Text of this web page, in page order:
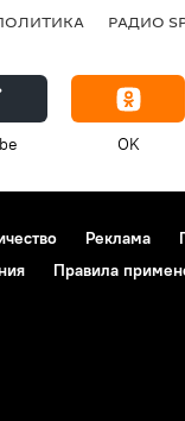
РАДИО
OK
Реклама
Правила